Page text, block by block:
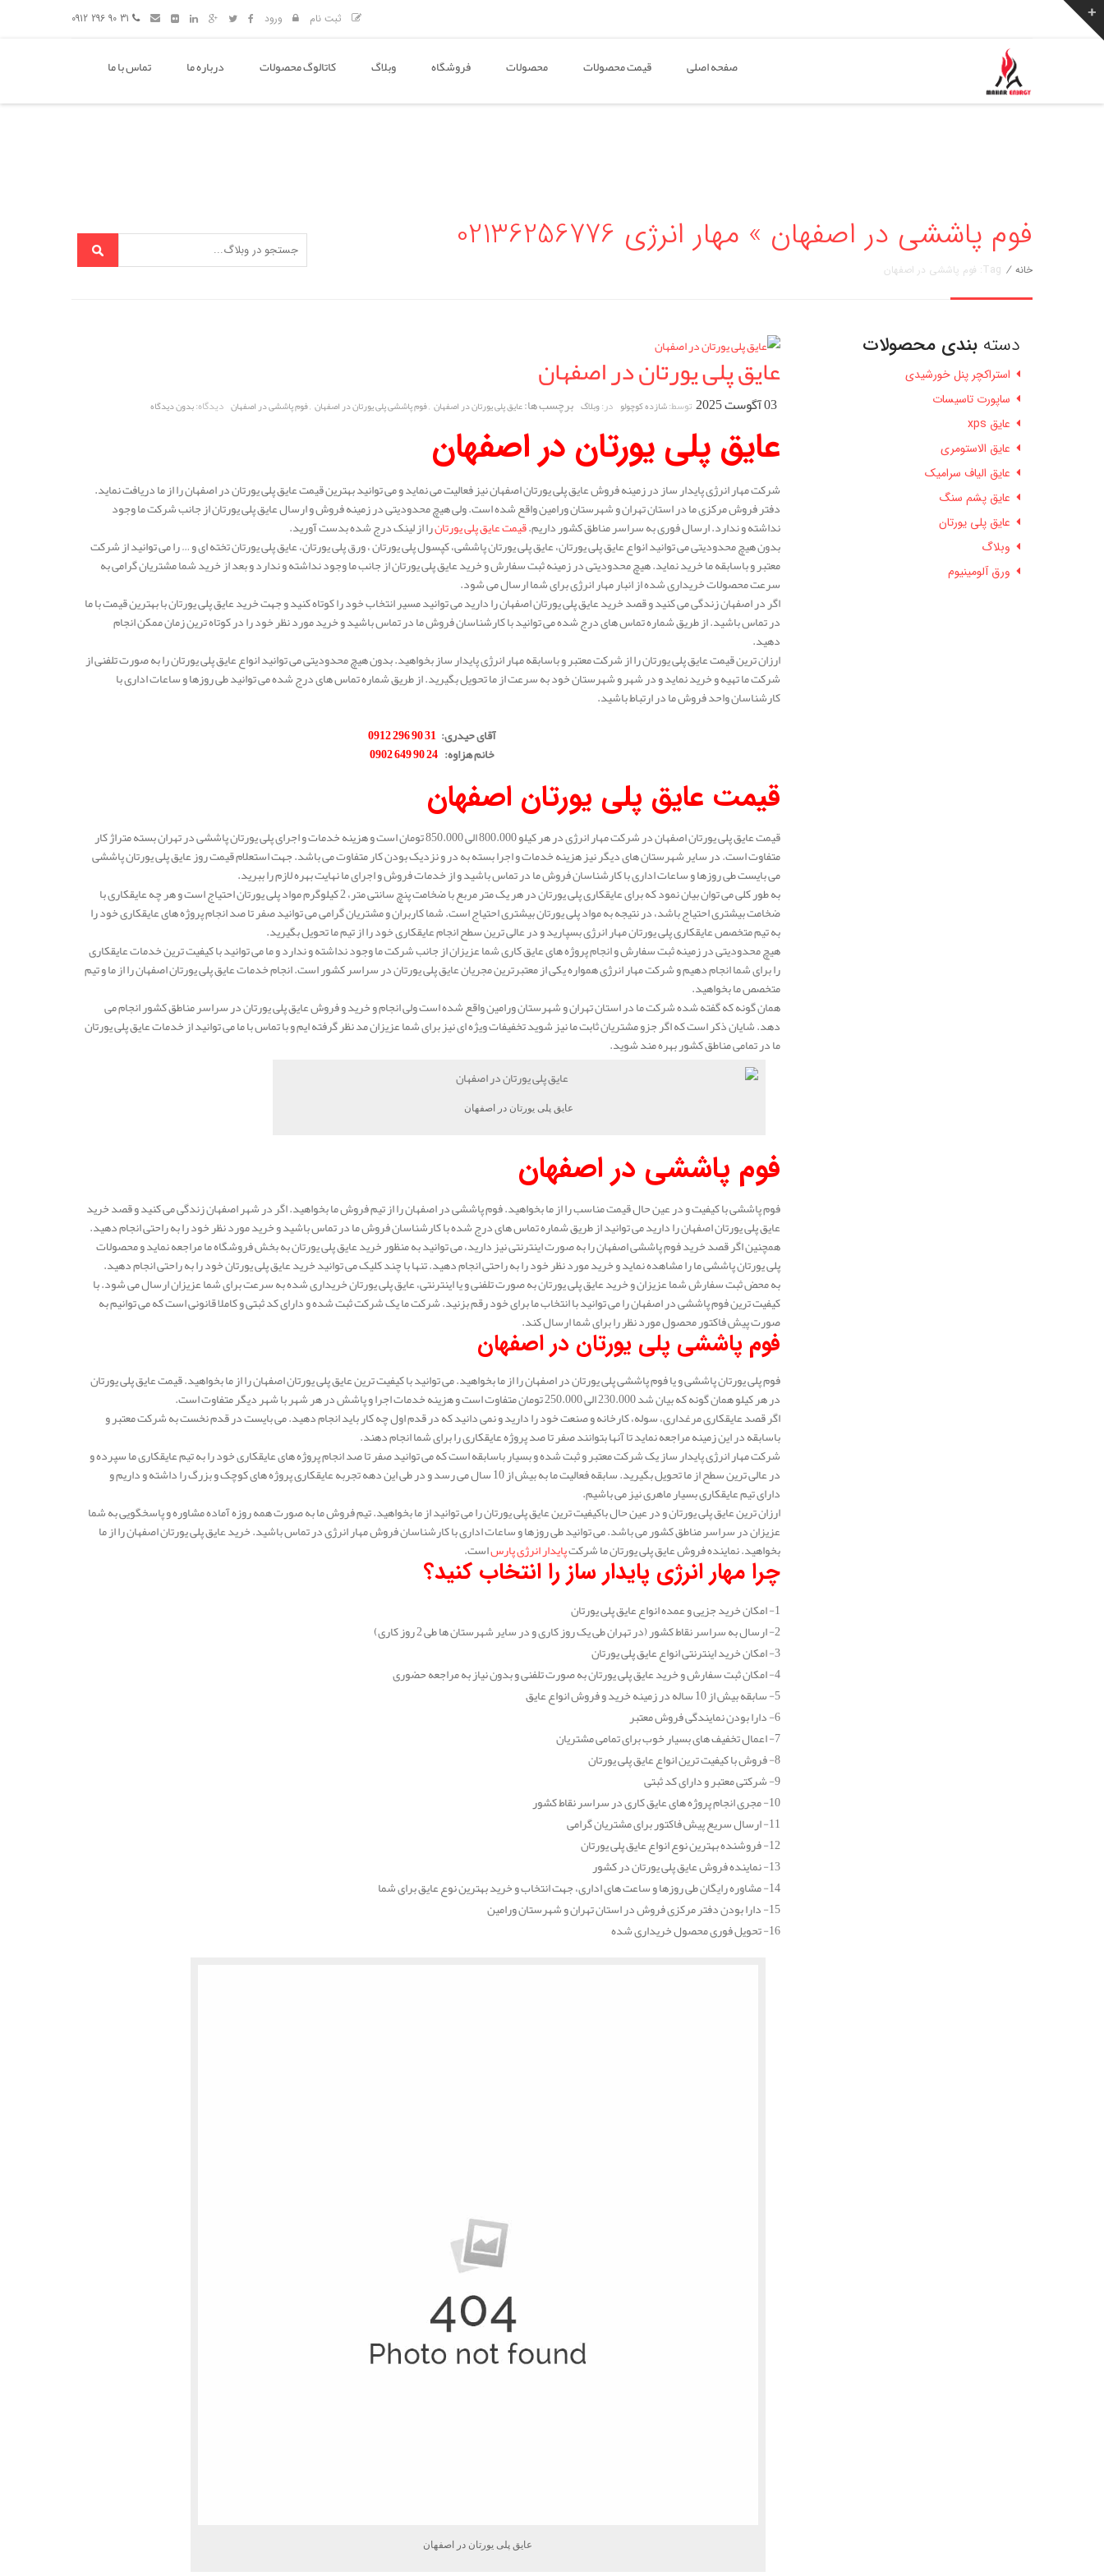
ثبت نام ورود
صفحه اصلی قیمت محصولات محصولات فروشگاه وبلاگ کاتالوگ محصولات درباره ما تماس با ما
فوم پاششی در اصفهان » مهار انرژی 02136256776
خانه / Tag: فوم پاششی در اصفهان
عایق پلی یورتان در اصفهان
03 آگوست 2025 توسط:شازده کوچولو در:وبلاگ برچسب ها:عایق پلی یورتان در اصفهان ,فوم پاششی پلی یورتان در اصفهان ,فوم پاششی در اصفهان دیدگاه:بدون دیدگاه
عایق پلی یورتان در اصفهان
شرکت مهار انرژی پایدار ساز در زمینه فروش عایق پلی یورتان اصفهان نیز فعالیت می نماید و می توانید بهترین قیمت عایق پلی یورتان در اصفهان را از ما دریافت نماید.
دفتر فروش مرکزی ما در استان تهران و شهرستان ورامین واقع شده است. ولی هیچ محدودیتی در زمینه فروش و ارسال عایق پلی یورتان از جانب شرکت ما وجود
نداشته و ندارد. ارسال فوری به سراسر مناطق کشور داریم.قیمت عایق پلی یورتانرا از لینک درج شده بدست آورید.
بدون هیچ محدودیتی می توانید انواع عایق پلی یورتان، عایق پلی یورتان پاششی، کپسول پلی یورتان ، ورق پلی یورتان، عایق پلی یورتان تخته ای و … را می توانید از شرکت
معتبر و باسابقه ما خرید نماید. هیچ محدودیتی در زمینه ثبت سفارش و خرید عایق پلی یورتان از جانب ما وجود نداشته و ندارد و بعد از خرید شما مشتریان گرامی به
سرعت محصولات خریداری شده از انبار مهار انرژی برای شما ارسال می شود.
اگر در اصفهان زندگی می کنید و قصد خرید عایق پلی یورتان اصفهان را دارید می توانید مسیر انتخاب خود را کوتاه کنید و جهت خرید عایق پلی یورتان با بهترین قیمت با ما
در تماس باشید. از طریق شماره تماس های درج شده می توانید با کارشناسان فروش ما در تماس باشید و خرید مورد نظر خود را در کوتاه ترین زمان ممکن انجام
دهید.
ارزان ترین قیمت عایق پلی یورتان را از شرکت معتبر و باسابقه مهار انرژی پایدار ساز بخواهید. بدون هیچ محدودیتی می توانید انواع عایق پلی یورتان را به صورت تلفنی از
شرکت ما تهیه و خرید نماید و در شهر و شهرستان خود به سرعت از ما تحویل بگیرید. از طریق شماره تماس های درج شده می توانید طی روزها و ساعات اداری با
کارشناسان واحد فروش ما در ارتباط باشید.
آقای حیدری:
31 90 296 0912
خانم هزاوه:
24 90 649 0902
قیمت عایق پلی یورتان اصفهان
قیمت عایق پلی یورتان اصفهان در شرکت مهار انرژی در هر کیلو 800.000 الی 850.000 تومان است و هزینه خدمات و اجرای پلی یورتان پاششی در تهران بسته متراژ کار
متفاوت است. در سایر شهرستان های دیگر نیز هزینه خدمات و اجرا بسته به در و نزدیک بودن کار متفاوت می باشد. جهت استعلام قیمت روز عایق پلی یورتان پاششی
می بایست طی روزها و ساعات اداری با کارشناسان فروش ما در تماس باشید و از خدمات فروش و اجرای ما نهایت بهره لازم را ببرید.
به طور کلی می توان بیان نمود که برای عایقکاری پلی یورتان در هر یک متر مربع با ضخامت پنچ سانتی متر، 2 کیلوگرم مواد پلی یورتان احتیاج است و هر چه عایقکاری با
ضخامت بیشتری احتیاج باشد، در نتیجه به مواد پلی یورتان بیشتری احتیاج است. شما کاربران و مشتریان گرامی می توانید صفر تا صد انجام پروژه های عایقکاری خود را
به تیم متخصص عایقکاری پلی یورتان مهار انرژی بسپارید و در عالی ترین سطح انجام عایقکاری خود را از تیم ما تحویل بگیرید.
هیچ محدودیتی در زمینه ثبت سفارش و انجام پروژه های عایق کاری شما عزیزان از جانب شرکت ما وجود نداشته و ندارد و ما می توانید با کیفیت ترین خدمات عایقکاری
را برای شما انجام دهیم و شرکت مهار انرژی همواره یکی از معتبرترین مجریان عایق پلی یورتان در سراسر کشور است. انجام خدمات عایق پلی یورتان اصفهان را از ما و تیم
متخصص ما بخواهید.
همان گونه که گفته شده شرکت ما در استان تهران و شهرستان ورامین واقع شده است ولی انجام و خرید و فروش عایق پلی یورتان در سراسر مناطق کشور انجام می
دهد. شایان ذکر است که اگر جزو مشتریان ثابت ما نیز شوید تخفیفات ویژه ای نیز برای شما عزیزان مد نظر گرفته ایم و با تماس با ما می توانید از خدمات عایق پلی یورتان
ما در تمامی مناطق کشور بهره مند شوید.
عایق پلی یورتان در اصفهان
فوم پاششی در اصفهان
فوم پاششی با کیفیت و در عین حال قیمت مناسب را از ما بخواهید. فوم پاششی در اصفهان را از تیم فروش ما بخواهید. اگر در شهر اصفهان زندگی می کنید و قصد خرید
عایق پلی یورتان اصفهان را دارید می توانید از طریق شماره تماس های درج شده با کارشناسان فروش ما در تماس باشید و خرید مورد نظر خود را به راحتی انجام دهید.
همچنین اگر قصد خرید فوم پاششی اصفهان را به صورت اینترنتی نیز دارید، می توانید به منظور خرید عایق پلی یورتان به بخش فروشگاه ما مراجعه نماید و محصولات
پلی یورتان پاششی ما را مشاهده نماید و خرید مورد نظر خود را به راحتی انجام دهید. تنها با چند کلیک می توانید خرید عایق پلی یورتان خود را به راحتی انجام دهید.
به محض ثبت سفارش شما عزیزان و خرید عایق پلی یورتان به صورت تلفنی و یا اینترنتی، عایق پلی یورتان خریداری شده به سرعت برای شما عزیزان ارسال می شود. با
کیفیت ترین فوم پاششی در اصفهان را می توانید با انتخاب ما برای خود رقم بزنید. شرکت ما یک شرکت ثبت شده و دارای کد ثبتی و کاملا قانونی است که می توانیم به
صورت پیش فاکتور محصول مورد نظر را برای شما ارسال کند.
فوم پاششی پلی یورتان در اصفهان
فوم پلی یورتان پاششی و یا فوم پاششی پلی یورتان در اصفهان را از ما بخواهید. می توانید با کیفیت ترین عایق پلی یورتان اصفهان را از ما بخواهید. قیمت عایق پلی یورتان
در هر کیلو همان گونه که بیان شد 230.000 الی 250.000 تومان متفاوت است و هزینه خدمات اجرا و پاشش در هر شهر با شهر دیگر متفاوت است.
اگر قصد عایقکاری مرغداری، سوله، کارخانه و صنعت خود را دارید و نمی دانید که در قدم اول چه کار باید انجام دهید. می بایست در قدم نخست به شرکت معتبر و
باسابقه در این زمینه مراجعه نماید تا آنها بتوانند صفر تا صد پروژه عایقکاری را برای شما انجام دهند.
شرکت مهار انرژی پایدار ساز یک شرکت معتبر و ثبت شده و بسیار باسابقه است که می توانید صفر تا صد انجام پروژه های عایقکاری خود را به تیم عایقکاری ما سپرده و
در عالی ترین سطح از ما تحویل بگیرید. سابقه فعالیت ما به بیش از 10 سال می رسد و در طی این دهه تجربه عایقکاری پروژه های کوچک و بزرگ را داشته و داریم و
دارای تیم عایقکاری بسیار ماهری نیز می باشیم.
ارزان ترین عایق پلی یورتان و در عین حال باکیفیت ترین عایق پلی یورتان را می توانید از ما بخواهید. تیم فروش ما به صورت همه روزه آماده مشاوره و پاسخگویی به شما
عزیزان در سراسر مناطق کشور می باشد. می توانید طی روزها و ساعات اداری با کارشناسان فروش مهار انرژی در تماس باشید. خرید عایق پلی یورتان اصفهان را از ما
بخواهید. نماینده فروش عایق پلی یورتان ما شرکتپایدار انرژی پارساست.
چرا مهار انرژی پایدار ساز را انتخاب کنید؟
1- امکان خرید جزیی و عمده انواع عایق پلی یورتان
2- ارسال به سراسر نقاط کشور (در تهران طی یک روز کاری و در سایر شهرستان ها طی 2 روز کاری)
3- امکان خرید اینترنتی انواع عایق پلی یورتان
4- امکان ثبت سفارش و خرید عایق پلی یورتان به صورت تلفنی و بدون نیاز به مراجعه حضوری
5- سابقه بیش از 10 ساله در زمینه خرید و فروش انواع عایق
6- دارا بودن نمایندگی فروش معتبر
7- اعمال تخفیف های بسیار خوب برای تمامی مشتریان
8- فروش با کیفیت ترین انواع عایق پلی یورتان
9- شرکتی معتبر و دارای کد ثبتی
10- مجری انجام پروژه های عایق کاری در سراسر نقاط کشور
11- ارسال سریع پیش فاکتور برای مشتریان گرامی
12- فروشنده بهترین نوع انواع عایق پلی یورتان
13- نماینده فروش عایق پلی یورتان در کشور
14- مشاوره رایگان طی روزها و ساعت های اداری، جهت انتخاب و خرید بهترین نوع عایق برای شما
15- دارا بودن دفتر مرکزی فروش در استان تهران و شهرستان ورامین
16- تحویل فوری محصول خریداری شده
عایق پلی یورتان در اصفهان
دسته بندی محصولات
استراکچر پنل خورشیدی
ساپورت تاسیسات
عایق xps
عایق الاستومری
عایق الیاف سرامیک
عایق پشم سنگ
عایق پلی یورتان
وبلاگ
ورق آلومینیوم